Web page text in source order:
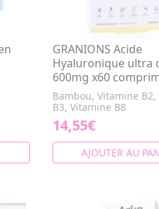
GRANIONS Acide
Hyaluronique ultra
600mg x60
Bambou, Vitamine
B3, Vitamine B8
14,55€
AJOUTER AU